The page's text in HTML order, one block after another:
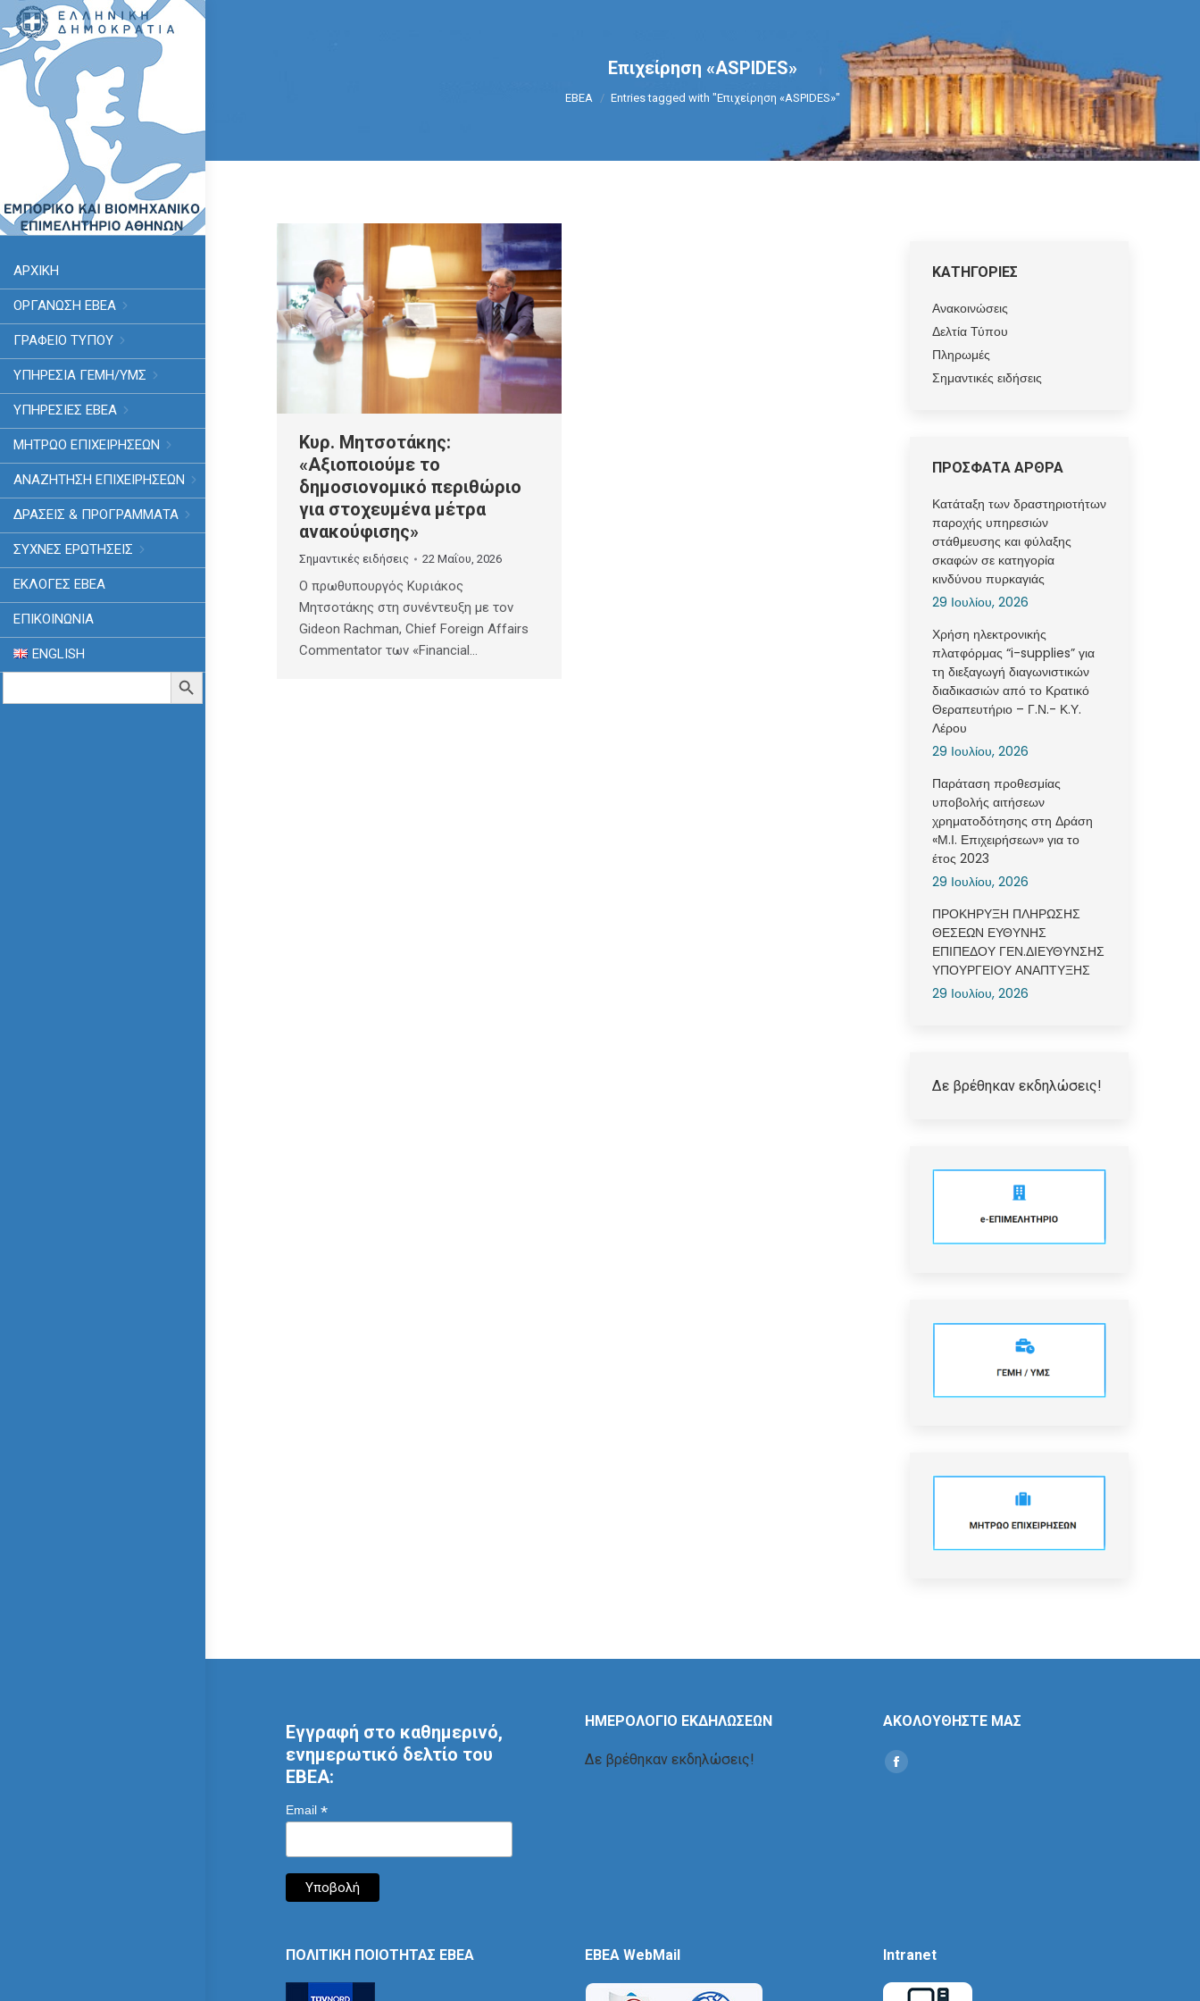
ΑΡΧΙΚΗ
ΟΡΓΑΝΩΣΗ ΕΒΕΑ
ΓΡΑΦΕΙΟ ΤΥΠΟΥ
ΥΠΗΡΕΣΊΑ ΓΕΜΗ/ΥΜΣ
ΥΠΗΡΕΣΙΕΣ ΕΒΕΑ
ΜΗΤΡΩΟ ΕΠΙΧΕΙΡΗΣΕΩΝ
ΑΝΑΖΗΤΗΣΗ ΕΠΙΧΕΙΡΗΣΕΩΝ
ΔΡΑΣΕΙΣ & ΠΡΟΓΡΑΜΜΑΤΑ
ΣΥΧΝΕΣ ΕΡΩΤΗΣΕΙΣ
ΕΚΛΟΓΈΣ ΕΒΕΑ
ΕΠΙΚΟΙΝΩΝΙΑ
ENGLISH
Search
Search Button
Επιχείρηση «ASPIDES»
You are here:
ΕΒΕΑ Entries tagged with "Επιχείρηση «ASPIDES»"
Κυρ. Μητσοτάκης:
«Αξιοποιούμε το
δημοσιονομικό περιθώριο
για στοχευμένα μέτρα
ανακούφισης»
Σημαντικές ειδήσεις 22 Μαΐου, 2026
Ο πρωθυπουργός Κυριάκος
Μητσοτάκης στη συνέντευξη με τον
Gideon Rachman, Chief Foreign Affairs
Commentator των «Financial…
ΚΑΤΗΓΟΡΙΕΣ
Ανακοινώσεις
Δελτία Τύπου
Πληρωμές
Σημαντικές ειδήσεις
ΠΡΟΣΦΑΤΑ ΑΡΘΡΑ
Κατάταξη των δραστηριοτήτων
παροχής υπηρεσιών
στάθμευσης και φύλαξης
σκαφών σε κατηγορία
κινδύνου πυρκαγιάς
29 Ιουλίου, 2026
Χρήση ηλεκτρονικής
πλατφόρμας “i-supplies” για
τη διεξαγωγή διαγωνιστικών
διαδικασιών από το Κρατικό
Θεραπευτήριο – Γ.Ν.- Κ.Υ.
Λέρου
29 Ιουλίου, 2026
Παράταση προθεσμίας
υποβολής αιτήσεων
χρηματοδότησης στη Δράση
«Μ.Ι. Επιχειρήσεων» για το
έτος 2023
29 Ιουλίου, 2026
ΠΡΟΚΗΡΥΞΗ ΠΛΗΡΩΣΗΣ
ΘΕΣΕΩΝ ΕΥΘΥΝΗΣ
ΕΠΙΠΕΔΟΥ ΓΕΝ.ΔΙΕΥΘΥΝΣΗΣ
ΥΠΟΥΡΓΕΙΟΥ ΑΝΑΠΤΥΞΗΣ
29 Ιουλίου, 2026
Δε βρέθηκαν εκδηλώσεις!
Εγγραφή στο καθημερινό,
ενημερωτικό δελτίο του
ΕΒΕΑ:
Email *
ΗΜΕΡΟΛΟΓΙΟ ΕΚΔΗΛΩΣΕΩΝ
Δε βρέθηκαν εκδηλώσεις!
ΑΚΟΛΟΥΘΗΣΤΕ ΜΑΣ
Find us on:
Social
ΠΟΛΙΤΙΚΗ ΠΟΙΟΤΗΤΑΣ ΕΒΕΑ EBEA WebMail Intranet